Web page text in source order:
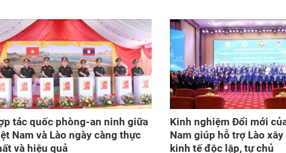
tác quốc phòng-an ninh giữa
Nam và Lào ngày càng thực
và hiệu quả
Kinh nghiệm Đổi mới
Nam giúp hỗ trợ Lào
kinh tế độc lập, tự chủ